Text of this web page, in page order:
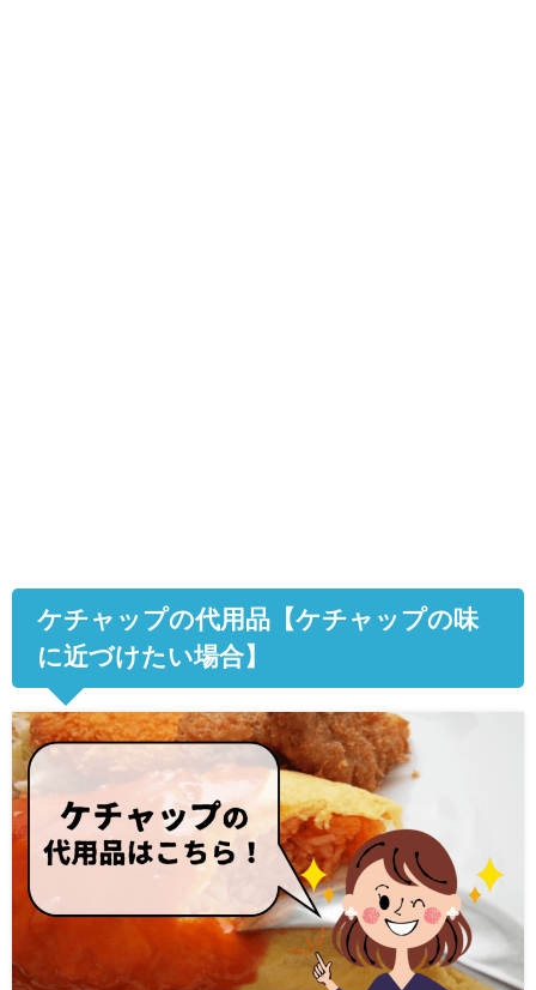
ケチャップの代用品【ケチャップの味
に近づけたい場合】